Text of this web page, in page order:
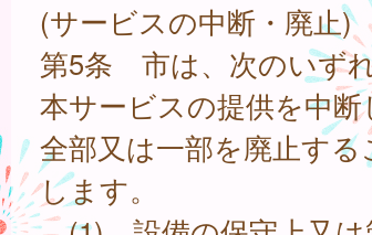
(サービスの中断・廃止)
第5条 市は、次のいずれ
本サービスの提供を中
全部又は一部を廃止す
します。